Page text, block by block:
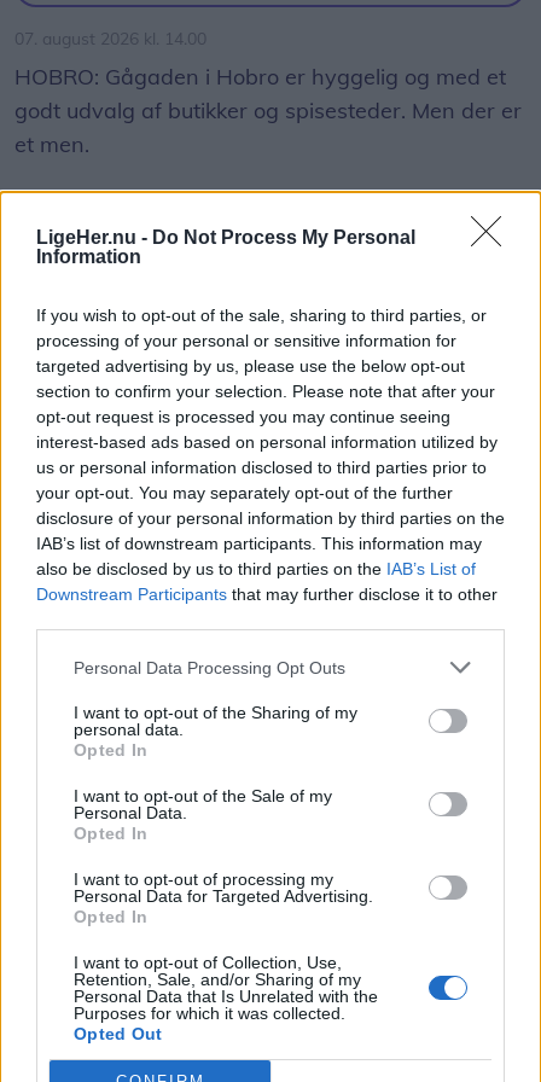
LigeHer.nu - Do Not Process My Personal
Information
If you wish to opt-out of the sale, sharing to third parties, or
processing of your personal or sensitive information for
targeted advertising by us, please use the below opt-out
section to confirm your selection. Please note that after your
opt-out request is processed you may continue seeing
interest-based ads based on personal information utilized by
us or personal information disclosed to third parties prior to
your opt-out. You may separately opt-out of the further
disclosure of your personal information by third parties on the
IAB’s list of downstream participants. This information may
also be disclosed by us to third parties on the IAB’s List of
Downstream Participants that may further disclose it to other
Personal Data Processing Opt Outs
I want to opt-out of the Sharing of my
personal data.
Opted In
I want to opt-out of the Sale of my
Personal Data.
Opted In
I want to opt-out of processing my
Personal Data for Targeted Advertising.
Opted In
I want to opt-out of Collection, Use,
Retention, Sale, and/or Sharing of my
Personal Data that Is Unrelated with the
Purposes for which it was collected.
Opted Out
07. august 2026 kl. 14.00
HOBRO: Gågaden i Hobro er hyggelig og med et
godt udvalg af butikker og spisesteder. Men der er
et men.
forfatning med flere huller, løse fliser,
formanden for Hobro Handel, Peter Møller, der
også melder om flere falduheld blandt byens
besøgende.
- Det er et rigtigt stort problem, hvor der i år har
været et par større uheld med kunder, der er
kommet slemt til skade. Det har været meget
beklageligt for den enkelte, og hertil kommer også
en række små dagligdagsepisoder, hvor ældre
snubler og får hudafskrabninger. Simpelthen fordi
eller en niveauforskel. Det er på ingen måde
optimalt, lyder det fra Peter Møller.
Vis mere
Del artikel
Kategorier
Events
Aktuelt
Mennesker
Mad & drikke
Nyeste